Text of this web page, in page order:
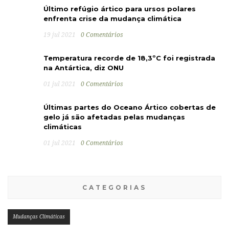
Último refúgio ártico para ursos polares
enfrenta crise da mudança climática
19 jul 2021 0 Comentários
Temperatura recorde de 18,3ºC foi registrada
na Antártica, diz ONU
01 jul 2021 0 Comentários
Últimas partes do Oceano Ártico cobertas de
gelo já são afetadas pelas mudanças
climáticas
01 jul 2021 0 Comentários
CATEGORIAS
Mudanças Climáticas